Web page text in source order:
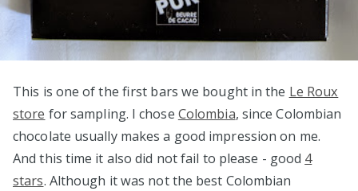
This is one of the first bars we bought in the Le Roux
store for sampling. I chose Colombia, since Colombian
chocolate usually makes a good impression on me.
And this time it also did not fail to please - good 4
stars. Although it was not the best Colombian